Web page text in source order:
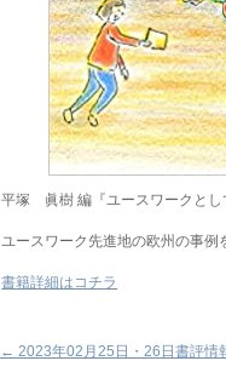
平塚 眞樹 編『ユースワークとし
ユースワーク先進地の欧州の事例
書籍詳細はコチラ
← 2023年02月25日・26日書評情